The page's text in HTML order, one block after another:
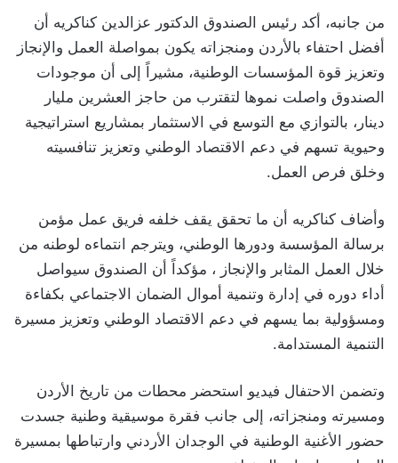
من جانبه، أكد رئيس الصندوق الدكتور عزالدين كناكريه أن
أفضل احتفاء بالأردن ومنجزاته يكون بمواصلة العمل والإنجاز
وتعزيز قوة المؤسسات الوطنية، مشيراً إلى أن موجودات
الصندوق واصلت نموها لتقترب من حاجز العشرين مليار
دينار، بالتوازي مع التوسع في الاستثمار بمشاريع استراتيجية
وحيوية تسهم في دعم الاقتصاد الوطني وتعزيز تنافسيته
وخلق فرص العمل.
وأضاف كناكريه أن ما تحقق يقف خلفه فريق عمل مؤمن
برسالة المؤسسة ودورها الوطني، ويترجم انتماءه لوطنه من
خلال العمل المثابر والإنجاز ، مؤكداً أن الصندوق سيواصل
أداء دوره في إدارة وتنمية أموال الضمان الاجتماعي بكفاءة
ومسؤولية بما يسهم في دعم الاقتصاد الوطني وتعزيز مسيرة
التنمية المستدامة.
وتضمن الاحتفال فيديو استحضر محطات من تاريخ الأردن
ومسيرته ومنجزاته، إلى جانب فقرة موسيقية وطنية جسدت
حضور الأغنية الوطنية في الوجدان الأردني وارتباطها بمسيرة